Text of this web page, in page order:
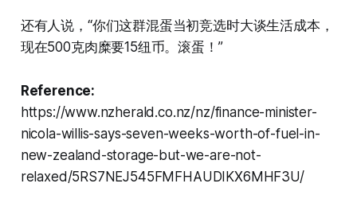
还有人说，“你们这群混蛋当初竞选时大谈生活成本，
现在500克肉糜要15纽币。滚蛋！”
Reference:
https://www.nzherald.co.nz/nz/finance-minister-
nicola-willis-says-seven-weeks-worth-of-fuel-in-
new-zealand-storage-but-we-are-not-
relaxed/5RS7NEJ545FMFHAUDIKX6MHF3U/